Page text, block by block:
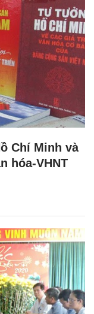
Chí Minh và
hóa-VHNT